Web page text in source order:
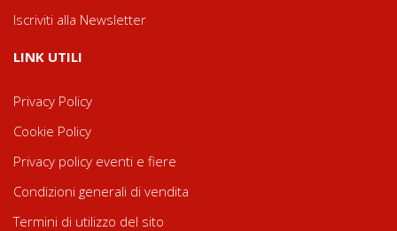
Iscriviti alla Newsletter
LINK UTILI
Privacy Policy
Cookie Policy
Privacy policy eventi e fiere
Condizioni generali di vendita
Termini di utilizzo del sito